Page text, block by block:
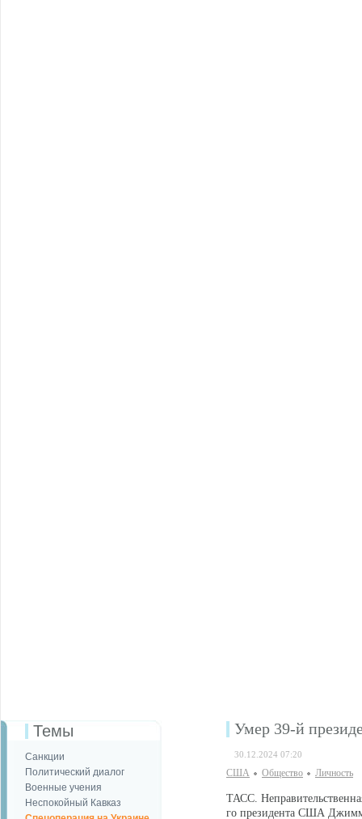
Темы
Санкции
Политический диалог
Военные учения
Неспокойный Кавказ
Умер 39-й
30.12.2024 07:20
США Общество Личность
ТАСС.
го президента США